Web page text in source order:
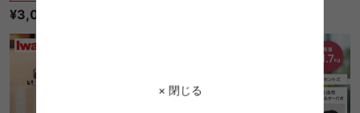
× 閉じる
¥3,030